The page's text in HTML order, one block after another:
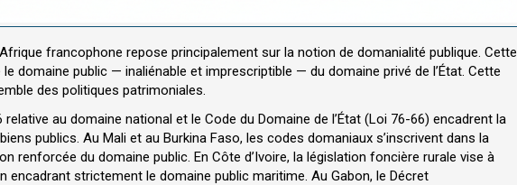
francophone repose principalement sur la notion de domanialité publique. Cette
domaine public — inaliénable et imprescriptible — du domaine privé de l’État. Cette
des politiques patrimoniales.
relative au domaine national et le Code du Domaine de l’État (Loi 76-66) encadrent la
publics. Au Mali et au Burkina Faso, les codes domaniaux s’inscrivent dans la
renforcée du domaine public. En Côte d’Ivoire, la législation foncière rurale vise à
encadrant strictement le domaine public maritime. Au Gabon, le Décret